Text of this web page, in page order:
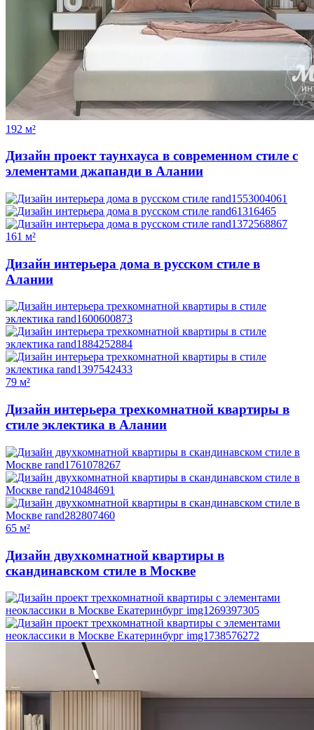
192 м²
Дизайн проект таунхауса в современном стиле с
элементами джапанди в Алании
161 м²
Дизайн интерьера дома в русском стиле в
Алании
79 м²
Дизайн интерьера трехкомнатной квартиры в
стиле эклектика в Алании
65 м²
Дизайн двухкомнатной квартиры в
скандинавском стиле в Москве